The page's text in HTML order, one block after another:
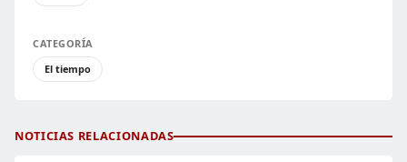
CATEGORÍA
El tiempo
NOTICIAS RELACIONADAS